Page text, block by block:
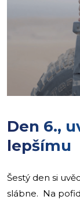
Den 6.,
lepšímu
Šestý den si
slábne. Na